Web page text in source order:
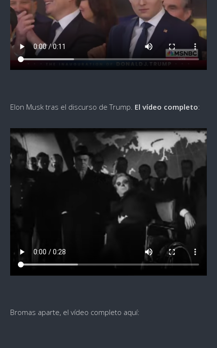
Elon Musk tras el discurso de Trump. El vídeo completo:
Bromas aparte, el vídeo completo aquí: